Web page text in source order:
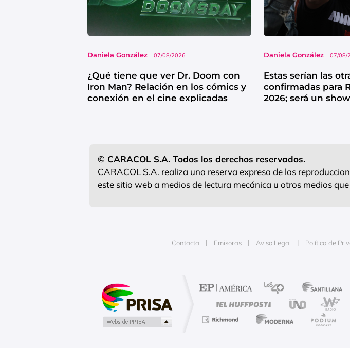
Daniela González 07/08/2026
¿Qué tiene que ver Dr. Doom con
Iron Man? Relación en los cómics y
conexión en el cine explicadas
Daniela González 07/08/
Estas serían las
confirmadas para
2026; será un
© CARACOL S.A. Todos los derechos reservados.
CARACOL S.A. realiza una reserva expresa de las
este sitio web a medios de lectura mecánica u otros medios
Contacta Emisoras Aviso Legal Política de